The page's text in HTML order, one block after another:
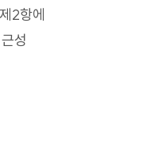
2항에
성